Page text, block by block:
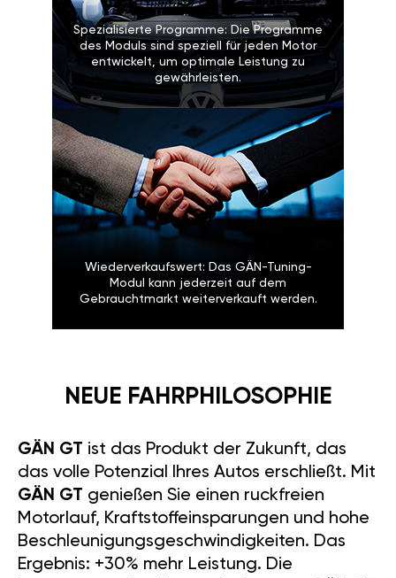
Spezialisierte Programme: Die Programme
des Moduls sind speziell für jeden Motor
entwickelt, um optimale Leistung zu
gewährleisten.
Wiederverkaufswert: Das GÄN-Tuning-
Modul kann jederzeit auf dem
Gebrauchtmarkt weiterverkauft werden.
NEUE FAHRPHILOSOPHIE
GÄN GT ist das Produkt der Zukunft, das
das volle Potenzial Ihres Autos erschließt. Mit
GÄN GT genießen Sie einen ruckfreien
Motorlauf, Kraftstoffeinsparungen und hohe
Beschleunigungsgeschwindigkeiten. Das
Ergebnis: +30% mehr Leistung. Die